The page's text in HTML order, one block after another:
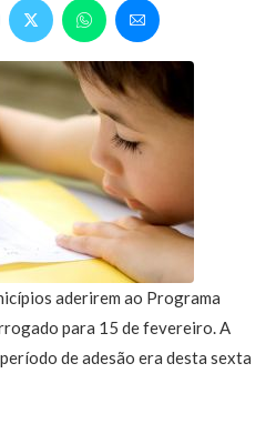
aderirem ao Programa
para 15 de fevereiro. A
de adesão era desta sexta